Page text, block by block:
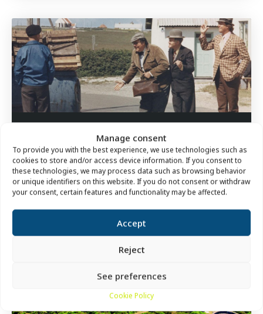
Manage consent
To provide you with the best experience, we use technologies such as
cookies to store and/or access device information. If you consent to
these technologies, we may process data such as browsing behavior
or unique identifiers on this website. If you do not consent or withdraw
your consent, certain features and functionality may be affected.
Accept
Reject
See preferences
Cookie Policy
I Olsen-Bandens fodspor
Fortælling og vandring. Hanstholm og dens bunkere spiller
en central rolle i filmklassikeren "Olsen-Banden i Jylland" fra
1971. Vi...
LÆS MERE +